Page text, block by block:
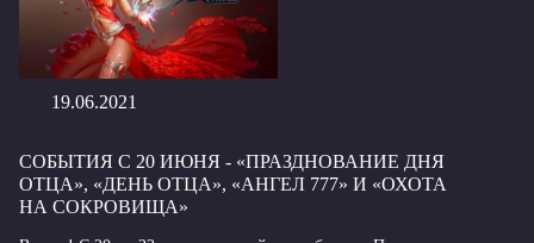
19.06.2021
СОБЫТИЯ С 20 ИЮНЯ - «ПРАЗДНОВАНИЕ ДНЯ
ОТЦА», «ДЕНЬ ОТЦА», «АНГЕЛ 777» И «ОХОТА
НА СОКРОВИЩА»